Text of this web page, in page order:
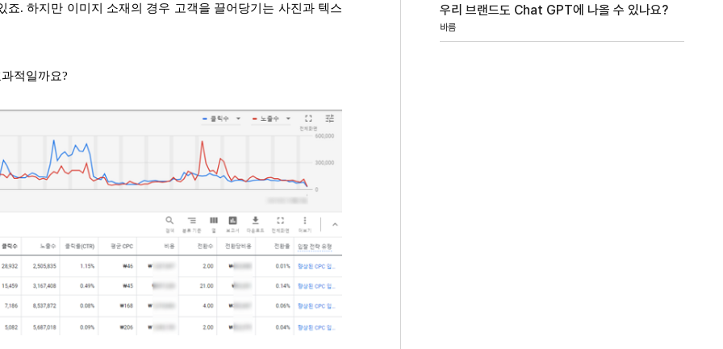
. 하지만 이미지 소재의 경우 고객을 끌어당기는 사진과 텍스
적일까요?
우리 브랜드도 Chat GPT에 나올 수 있나요?
바름